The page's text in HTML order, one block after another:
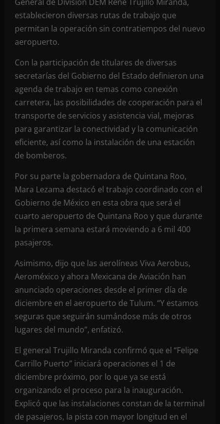
establecieron diversas rutas de trabajo que
permitan la operación sin contratiempos del nuevo
aeropuerto.
Con la participación de titulares de diversas
secretarías del Gobierno del Estado definieron una
agenda de trabajo en temas como conexión
carretera, las posibilidades de cooperación para el
transporte de servicios y asistencia vial, mejoras
para garantizar la conectividad y la comunicación
eficiente, así como la instalación de una estación
de bomberos.
Por su parte la gobernadora de Quintana Roo,
Mara Lezama destacó el trabajo coordinado con el
Gobierno de México en esta obra que será el
cuarto aeropuerto de Quintana Roo y que durante
la primera semana estará moviendo a 6 mil 400
pasajeros.
Asimismo, dijo que las aerolíneas Viva Aerobus,
Aeroméxico y ahora Mexicana de Aviación han
anunciado operaciones desde el primer día de
diciembre en el aeropuerto de Tulum. “Y estamos
seguras que seguirán sumándose más de otros
lugares del mundo”, enfatizó.
El general Trujillo Miranda confirmó que el “Felipe
Carrillo Puerto” iniciará operaciones el 1 de
diciembre próximo, por lo que ya se está
organizando el proceso para la inauguración.
Explicó que las instalaciones constan de la terminal
de pasajeros, la pista con mayor longitud en el